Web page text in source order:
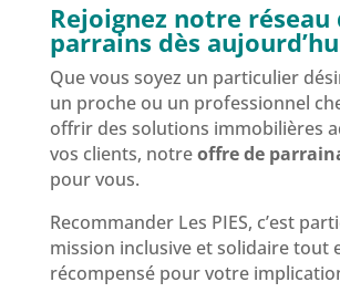
Rejoignez notre réseau
parrains dès
Que vous soyez un particulier
un proche ou un professionnel
offrir des solutions immobilières
vos clients, notreoffre de
pour vous.
Recommander Les PIES, c’est
mission inclusive et solidaire tout
récompensé pour votre